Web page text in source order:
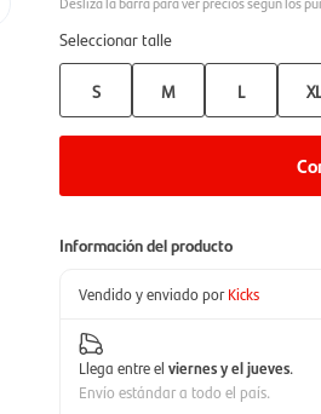
Seleccionar talle
S M L XL
Información del producto
Vendido y enviado por Kicks
Llega entre el viernes y el jueves.
Envío estándar a todo el país.